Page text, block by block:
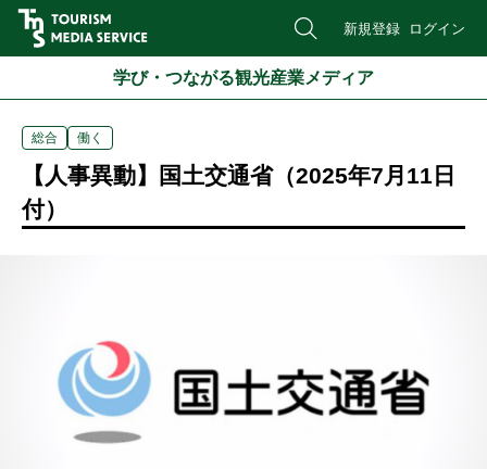
新規登録 ログイン
学び・つながる観光産業メディア
総合 働く
【人事異動】国土交通省（2025年7月11日
付）